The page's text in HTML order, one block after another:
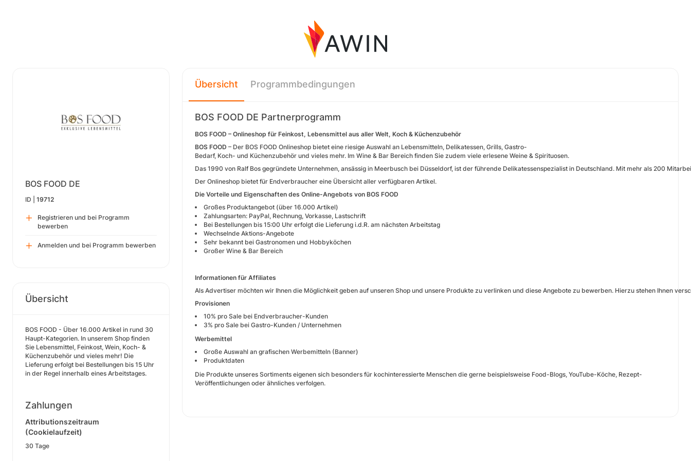
BOS FOOD DE
ID | 19712
Registrieren und bei Programm
bewerben
Anmelden und bei Programm bewerben
Übersicht
BOS FOOD - Über 16.000 Artikel in rund 30
Haupt-Kategorien. In unserem Shop finden
Sie Lebensmittel, Feinkost, Wein, Koch- &
Küchenzubehör und vieles mehr! Die
Lieferung erfolgt bei Bestellungen bis 15 Uhr
in der Regel innerhalb eines Arbeitstages.
Zahlungen
Attributionszeitraum
(Cookielaufzeit)
30 Tage
Übersicht Programmbedingungen
BOS FOOD DE Partnerprogramm
BOS FOOD – Onlineshop für Feinkost, Lebensmittel aus aller Welt, Koch & Küchenzubehör
BOS FOOD – Der BOS FOOD Onlineshop bietet eine riesige Auswahl an Lebensmitteln, Delikatessen, Grills, Gastro-
Bedarf, Koch- und Küchenzubehör und vieles mehr. Im Wine & Bar Bereich finden Sie zudem viele erlesene Weine & Spirituosen.
Das 1990 von Ralf Bos gegründete Unternehmen, ansässig in Meerbusch bei Düsseldorf, ist der führende Delikatessenspezialist in Deutschland. Mit mehr als 200
Der Onlineshop bietet für Endverbraucher eine Übersicht aller verfügbaren Artikel.
Die Vorteile und Eigenschaften des Online-Angebots von BOS FOOD
Großes Produktangebot (über 16.000 Artikel)
Zahlungsarten: PayPal, Rechnung, Vorkasse, Lastschrift
Bei Bestellungen bis 15:00 Uhr erfolgt die Lieferung i.d.R. am nächsten Arbeitstag
Wechselnde Aktions-Angebote
Sehr bekannt bei Gastronomen und Hobbyköchen
Großer Wine & Bar Bereich
Informationen für Affiliates
Als Advertiser möchten wir Ihnen die Möglichkeit geben auf unseren Shop und unsere Produkte zu verlinken und diese Angebote zu bewerben. Hierzu stehen Ihnen
Provisionen
10% pro Sale bei Endverbraucher-Kunden
3% pro Sale bei Gastro-Kunden / Unternehmen
Werbemittel
Große Auswahl an grafischen Werbemitteln (Banner)
Produktdaten
Die Produkte unseres Sortiments eigenen sich besonders für kochinteressierte Menschen die gerne beispielsweise Food-Blogs, YouTube-Köche, Rezept-
Veröffentlichungen oder ähnliches verfolgen.